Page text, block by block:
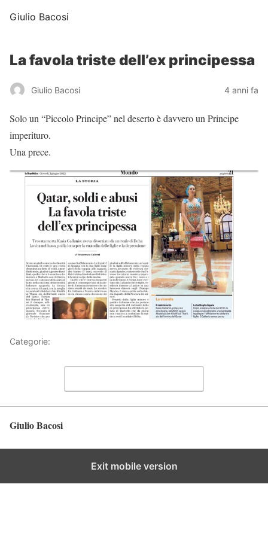
Giulio Bacosi
La favola triste dell’ex principessa
Giulio Bacosi 4 anni fa
Solo un “Piccolo Principe” nel deserto è davvero un Principe
imperituro.
Una prece.
Categorie:
Giulio Bacosi
Exit mobile version